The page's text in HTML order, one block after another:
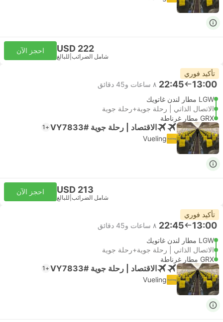
USD 222
شامل الضرائب للبالغ
احجز الآن
تأكيد فوري
13:00
22:45 ٨ ساعات و‫45 دقائق
LGW مطار لندن غاتويك
الاتصال الذاتي | رحلة جوية+رحلة جوية
GRX مطار غرناطة
الاقتصاد | رحلة جوية #VY7833 +1
Vueling
USD 213
شامل الضرائب للبالغ
احجز الآن
تأكيد فوري
13:00
22:45 ٨ ساعات و‫45 دقائق
LGW مطار لندن غاتويك
الاتصال الذاتي | رحلة جوية+رحلة جوية
GRX مطار غرناطة
الاقتصاد | رحلة جوية #VY7833 +1
Vueling